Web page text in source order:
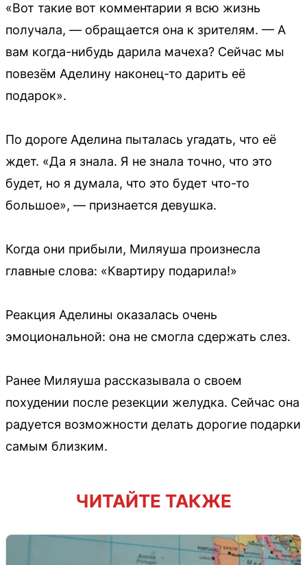
«Вот такие вот комментарии я всю жизнь
получала, — обращается она к зрителям. — А
вам когда-нибудь дарила мачеха? Сейчас мы
повезём Аделину наконец-то дарить её
подарок».
По дороге Аделина пыталась угадать, что её
ждет. «Да я знала. Я не знала точно, что это
будет, но я думала, что это будет что-то
большое», — признается девушка.
Когда они прибыли, Миляуша произнесла
главные слова: «Квартиру подарила!»
Реакция Аделины оказалась очень
эмоциональной: она не смогла сдержать слез.
Ранее Миляуша рассказывала о своем
похудении после резекции желудка. Сейчас она
радуется возможности делать дорогие подарки
самым близким.
ЧИТАЙТЕ ТАКЖЕ